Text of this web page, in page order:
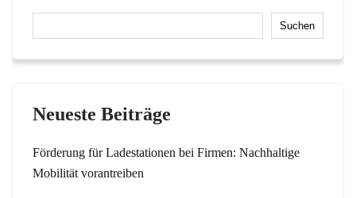
Suchen
Neueste Beiträge
Förderung für Ladestationen bei Firmen: Nachhaltige
Mobilität vorantreiben